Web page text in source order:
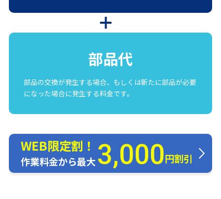
部品代
部品の交換が発生する場合、もしくは新たに部品が必要
になった場合に発生する料金です。
WEB限定割！
作業料金から最大3,000円割引